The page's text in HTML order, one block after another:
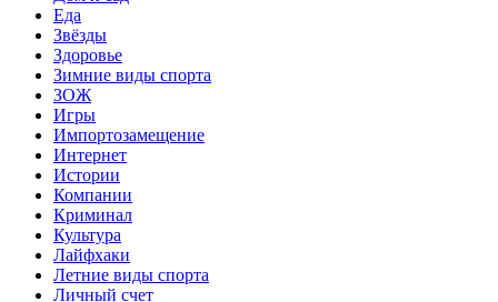
Еда
Звёзды
Здоровье
Зимние виды спорта
ЗОЖ
Игры
Импортозамещение
Интернет
Истории
Компании
Криминал
Культура
Лайфхаки
Летние виды спорта
Личный счет